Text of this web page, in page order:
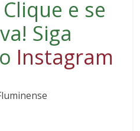
Clique e se
! Siga
Instagram